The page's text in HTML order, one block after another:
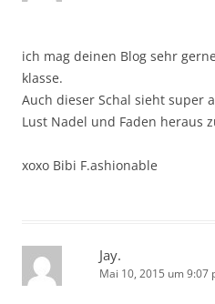
ich mag deinen Blog sehr
klasse.
Auch dieser Schal sieht super
Lust Nadel und Faden heraus
xoxo Bibi F.ashionable
Jay.
Mai 10, 2015 um 9:07